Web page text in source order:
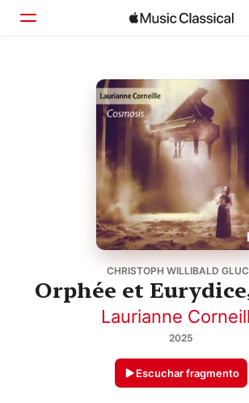
CHRISTOPH WILLIBALD
Orphée et
Laurianne
2025
Escuchar fragmento